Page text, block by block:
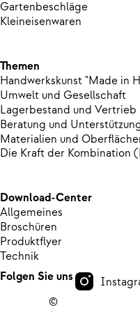
Gartenbeschläge
Kleineisenwaren
Themen
Handwerkskunst "Made in
Umwelt und Gesellschaft
Lagerbestand und Vertrieb
Beratung und
Materialien und
Die Kraft der Kombination
Download-Center
Allgemeines
Broschüren
Produktflyer
Technik
Folgen Sie uns
©